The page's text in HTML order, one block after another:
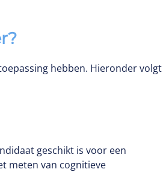
hebben. Hieronder volgt
geschikt is voor een
meten van cognitieve